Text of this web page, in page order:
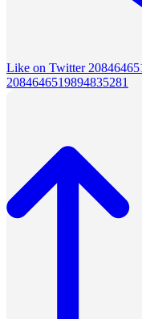
Like on Twitter
2084646519894835281